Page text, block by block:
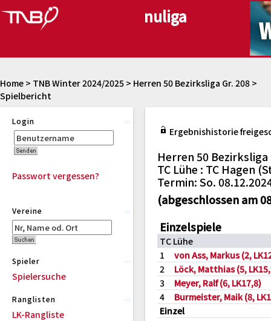
Spielbericht
Home > TNB Winter 2024/2025 > Herren 50 Bezirksliga Gr. 208 >
Login
Passwort vergessen?
Vereine
Spieler
Spielersuche
Ranglisten
LK-Rangliste
Ergebnishistorie
Herren 50 Bezirksliga
TC Lühe : TC Hagen
Termin: So.
(abgeschlossen am
Einzelspiele
TC Lühe
1
von Ass, Markus (2,
2
Löck, Matthias (5,
3
Meyer, Ralf (6, LK17,8)
4
Burmeister, Maik (8,
Einzel